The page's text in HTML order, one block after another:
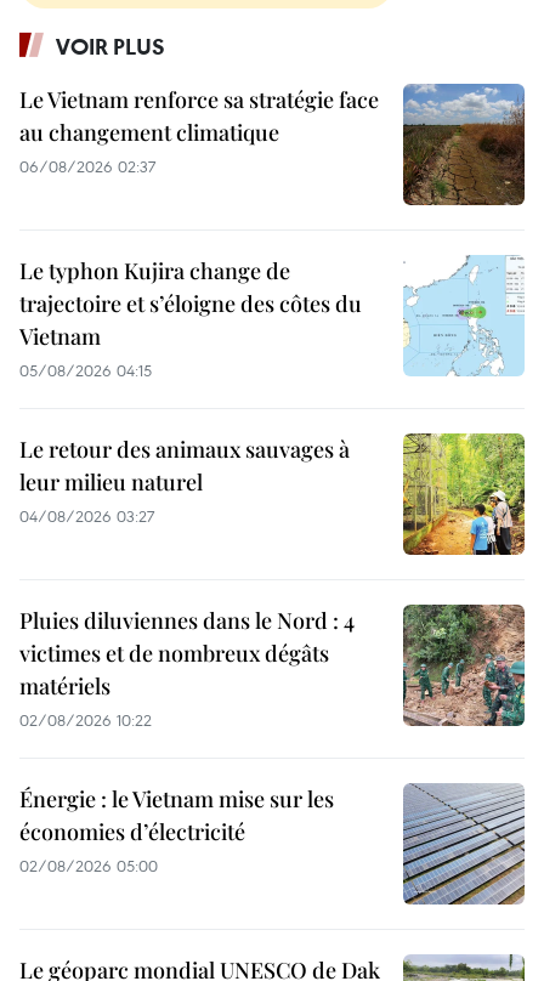
VOIR PLUS
Le Vietnam renforce sa stratégie face
au changement climatique
06/08/2026 02:37
Le typhon Kujira change de
trajectoire et s’éloigne des côtes du
Vietnam
05/08/2026 04:15
Le retour des animaux sauvages à
leur milieu naturel
04/08/2026 03:27
Pluies diluviennes dans le Nord : 4
victimes et de nombreux dégâts
matériels
02/08/2026 10:22
Énergie : le Vietnam mise sur les
économies d’électricité
02/08/2026 05:00
Le géoparc mondial UNESCO de Dak